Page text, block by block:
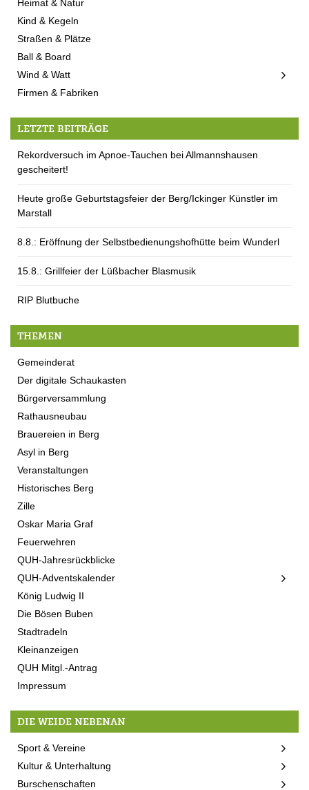
Heimat & Natur
Kind & Kegeln
Straßen & Plätze
Ball & Board
Wind & Watt
Firmen & Fabriken
LETZTE BEITRÄGE
Rekordversuch im Apnoe-Tauchen bei Allmannshausen
gescheitert!
Heute große Geburtstagsfeier der Berg/Ickinger Künstler im
Marstall
8.8.: Eröffnung der Selbstbedienungshofhütte beim Wunderl
15.8.: Grillfeier der Lüßbacher Blasmusik
RIP Blutbuche
THEMEN
Gemeinderat
Der digitale Schaukasten
Bürgerversammlung
Rathausneubau
Brauereien in Berg
Asyl in Berg
Veranstaltungen
Historisches Berg
Zille
Oskar Maria Graf
Feuerwehren
QUH-Jahresrückblicke
QUH-Adventskalender
König Ludwig II
Die Bösen Buben
Stadtradeln
Kleinanzeigen
QUH Mitgl.-Antrag
Impressum
DIE WEIDE NEBENAN
Sport & Vereine
Kultur & Unterhaltung
Burschenschaften